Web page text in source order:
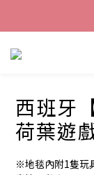
西班牙
荷葉遊
※地毯內附1隻玩